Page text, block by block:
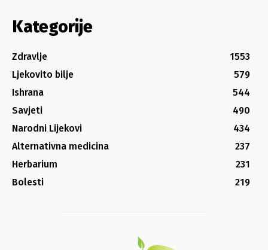
Kategorije
Zdravlje
1553
Ljekovito bilje
579
Ishrana
544
Savjeti
490
Narodni Lijekovi
434
Alternativna medicina
237
Herbarium
231
Bolesti
219